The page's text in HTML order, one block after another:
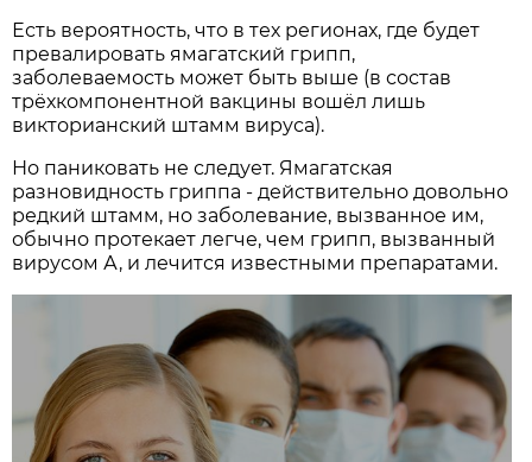
Есть вероятность, что в тех регионах, где будет
превалировать ямагатский грипп,
заболеваемость может быть выше (в состав
трёхкомпонентной вакцины вошёл лишь
викторианский штамм вируса).
Но паниковать не следует. Ямагатская
разновидность гриппа - действительно довольно
редкий штамм, но заболевание, вызванное им,
обычно протекает легче, чем грипп, вызванный
вирусом А, и лечится известными препаратами.